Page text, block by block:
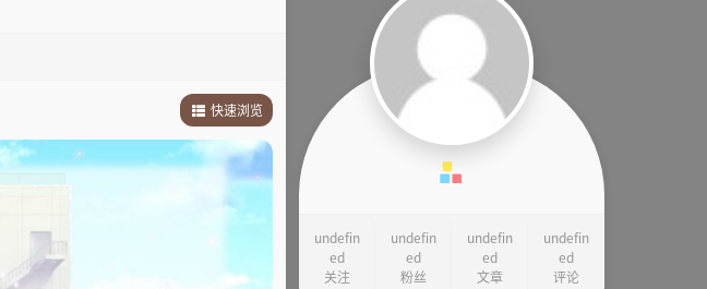
快速浏览
1.故事简介
2.其它
undefin
ed
关注
undefin
ed
粉丝
undefin
ed
文章
undefin
ed
评论